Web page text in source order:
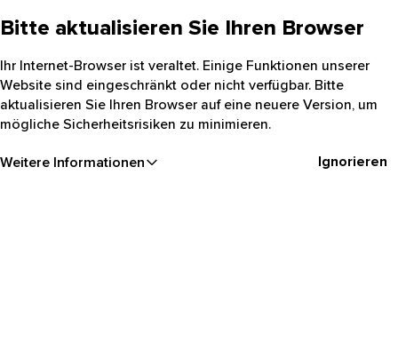
Bitte aktualisieren Sie Ihren Browser
Ihr Internet-Browser ist veraltet. Einige Funktionen unserer
Website sind eingeschränkt oder nicht verfügbar. Bitte
aktualisieren Sie Ihren Browser auf eine neuere Version, um
mögliche Sicherheitsrisiken zu minimieren.
Weitere Informationen Ignorieren